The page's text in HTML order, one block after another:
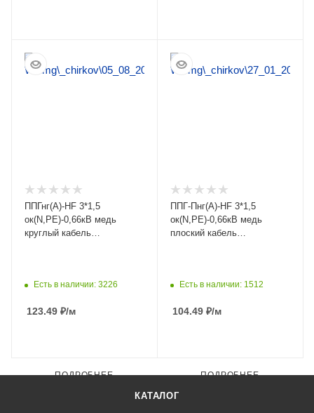
ППГнг(А)-HF 3*1,5
ок(N,PE)-0,66кВ медь
круглый кабель
Есть в наличии: 3226
123.49 ₽/м
ПОДРОБНЕЕ
ППГ-Пнг(А)-HF 3*1,5
ок(N,PE)-0,66кВ медь
плоский кабель
Есть в наличии: 1512
104.49 ₽/м
ПОДРОБНЕЕ
КАТАЛОГ